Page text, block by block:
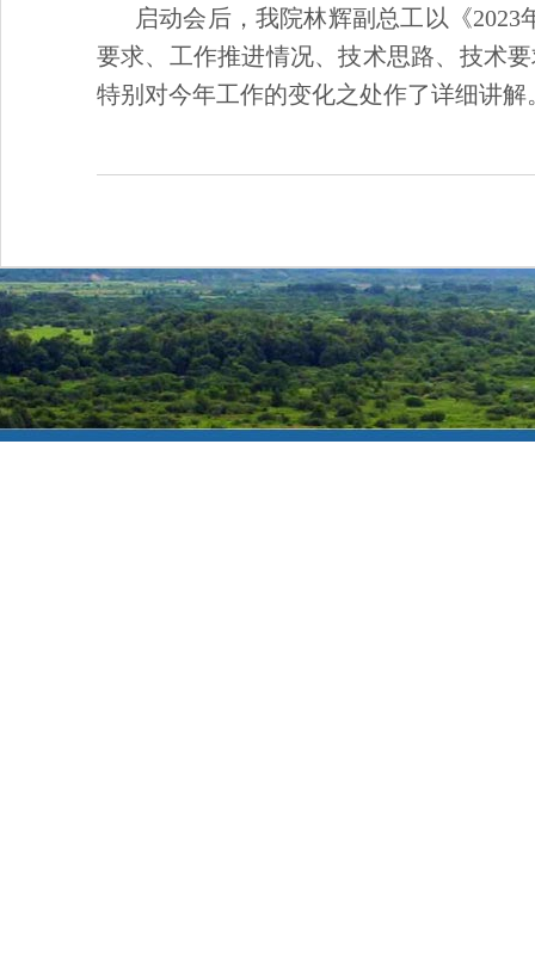
启动会后，我院林辉副总工以《
要求、工作推进情况、技术思路、技术
特别对今年工作的变化之处作了详细讲解